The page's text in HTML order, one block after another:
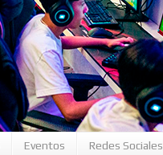
Eventos Redes Sociales